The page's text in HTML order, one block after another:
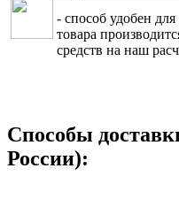
- способ удобен
товара
средств на наш
Способы
России):